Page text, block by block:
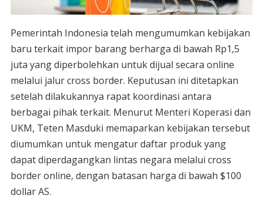
Pemerintah Indonesia telah mengumumkan kebijakan
baru terkait impor barang berharga di bawah Rp1,5
juta yang diperbolehkan untuk dijual secara online
melalui jalur cross border. Keputusan ini ditetapkan
setelah dilakukannya rapat koordinasi antara
berbagai pihak terkait. Menurut Menteri Koperasi dan
UKM, Teten Masduki memaparkan kebijakan tersebut
diumumkan untuk mengatur daftar produk yang
dapat diperdagangkan lintas negara melalui cross
border online, dengan batasan harga di bawah $100
dollar AS.